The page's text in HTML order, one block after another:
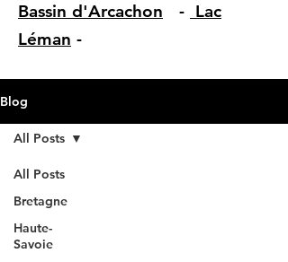
Bassin d'Arcachon - Lac
Léman -
Blog
All Posts
Bretagne
Haute-
Savoie
All Posts